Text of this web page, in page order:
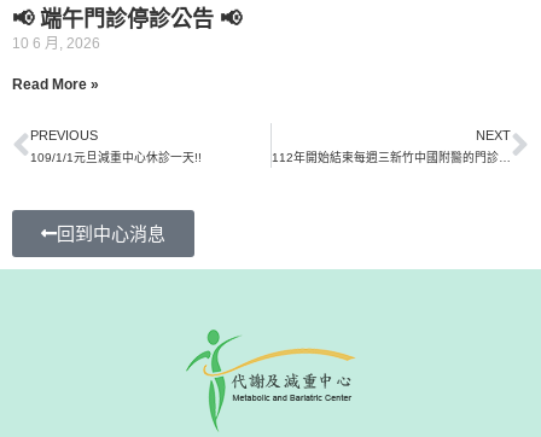
📢 端午門診停診公告 📢
10 6 月, 2026
Read More »
PREVIOUS
109/1/1元旦減重中心休診一天!!
NEXT
112年開始結束每週三新竹中國附醫的門診時段
回到中心消息